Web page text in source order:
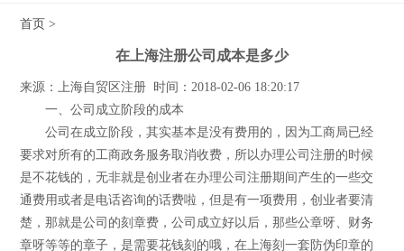
首页 >
在上海注册公司成本是多少
来源：上海自贸区注册 时间：2018-02-06 18:20:17
一、公司成立阶段的成本
公司在成立阶段，其实基本是没有费用的，因为工商局已经
要求对所有的工商政务服务取消收费，所以办理公司注册的时候
是不花钱的，无非就是创业者在办理公司注册期间产生的一些交
通费用或者是电话咨询的话费啦，但是有一项费用，创业者要清
楚，那就是公司的刻章费，公司成立好以后，那些公章呀、财务
章呀等等的章子，是需要花钱刻的哦，在上海刻一套防伪印章的